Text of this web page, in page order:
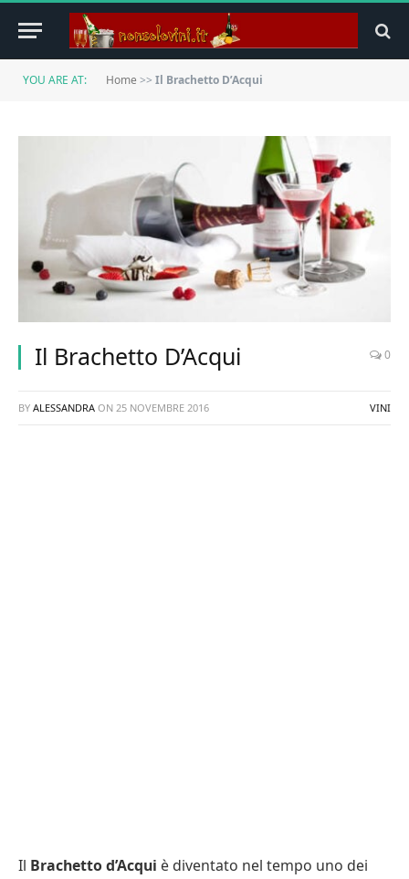
YOU ARE AT: Home >> Il Brachetto D’Acqui
Il Brachetto D’Acqui 0
BY ALESSANDRA ON 25 NOVEMBRE 2016 VINI
Il Brachetto d’Acqui è diventato nel tempo uno dei